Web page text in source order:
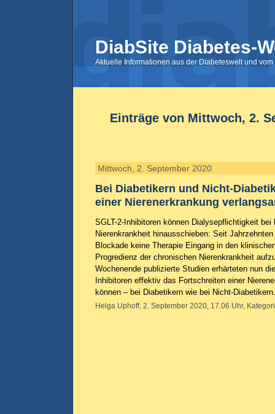
DiabSite Diabetes-
Aktuelle Informationen aus der Diabeteswelt und
Einträge von Mittwoch, 2.
Mittwoch, 2. September 2020
Bei Diabetikern und Nicht-
einer Nierenerkrankung
SGLT-2-Inhibitoren können Dialysepflichtigkeit
Nierenkrankheit hinausschieben: Seit
Blockade keine Therapie Eingang in den
Progredienz der chronischen Nierenkrankheit
Wochenende publizierte Studien erhärteten nun
Inhibitoren effektiv das Fortschreiten einer
können – bei Diabetikern wie bei Nicht-
Helga Uphoff, 2. September 2020, 17.06 Uhr,